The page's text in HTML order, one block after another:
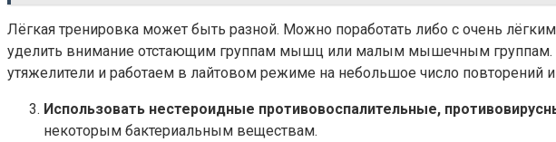
Лёгкая тренировка может быть разной. Можно поработать либо с очень
уделить внимание отстающим группам мышц или малым мышечным группам.
утяжелители и работаем в лайтовом режиме на небольшое число повторений
Использовать нестероидные противовоспалительные,
некоторым бактериальным веществам.